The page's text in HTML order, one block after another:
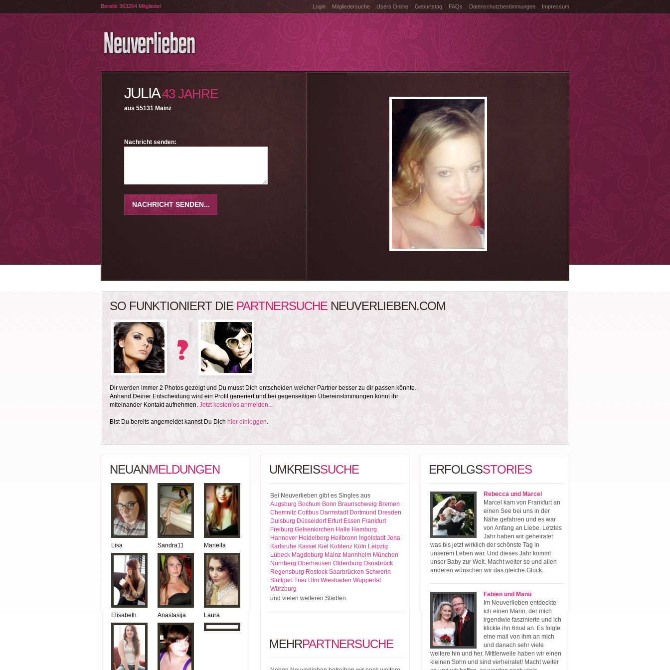
Login Mitgliedersuche Users Online Geburtstag FAQs Datenschutzbestimmungen Impressum
Bereits 363264 Mitglieder
JULIA43 JAHRE
aus 55131 Mainz
Nachricht senden:
SO FUNKTIONIERT DIE PARTNERSUCHE NEUVERLIEBEN.COM
Dir werden immer 2 Photos gezeigt und Du musst Dich entscheiden welcher Partner besser zu dir passen könnte.
Anhand Deiner Entscheidung wird ein Profil generiert und bei gegenseitigen Übereinstimmungen könnt ihr
miteinander Kontakt aufnehmen. Jetzt kostenlos anmelden...
Bist Du bereits angemeldet kannst Du Dich hier einloggen.
NEUANMELDUNGEN
Lisa Sandra11 Mariella
Elisabeth Anastasija Laura
UMKREISSUCHE
Bei Neuverlieben gibt es Singles aus
Augsburg Bochum Bonn Braunschweig Bremen
Chemnitz Cottbus Darmstadt Dortmund Dresden
Duisburg Düsseldorf Erfurt Essen Frankfurt
Freiburg Gelsenkirchen Halle Hamburg
Hannover Heidelberg Heilbronn Ingolstadt Jena
Karlsruhe Kassel Kiel Koblenz Köln Leipzig
Lübeck Magdeburg Mainz Mannheim München
Nürnberg Oberhausen Oldenburg Osnabrück
Regensburg Rostock Saarbrücken Schwerin
Stuttgart Trier Ulm Wiesbaden Wuppertal
Würzburg
und vielen weiteren Städten.
MEHRPARTNERSUCHE
ERFOLGSSTORIES
Rebecca und Marcel
Marcel kam von Frankfurt an
einen See bei uns in der
Nähe gefahren und es war
von Anfang an Liebe. Letztes
Jahr haben wir geheiratet
was bis jetzt wirklich der schönste Tag in
unserem Leben war. Und dieses Jahr kommt
unser Baby zur Welt. Macht weiter so und allen
anderen wünschen wir das gleiche Glück.
Fabien und Manu
Im Neuverlieben entdeckte
ich einen Mann, der mich
irgendwie faszinierte und ich
klickte ihn 6mal an. Es folgte
eine mail von ihm an mich
und danach sehr viele
weitere hin und her. Mittlerweile haben wir einen
kleinen Sohn und sind verheiratet! Macht weiter